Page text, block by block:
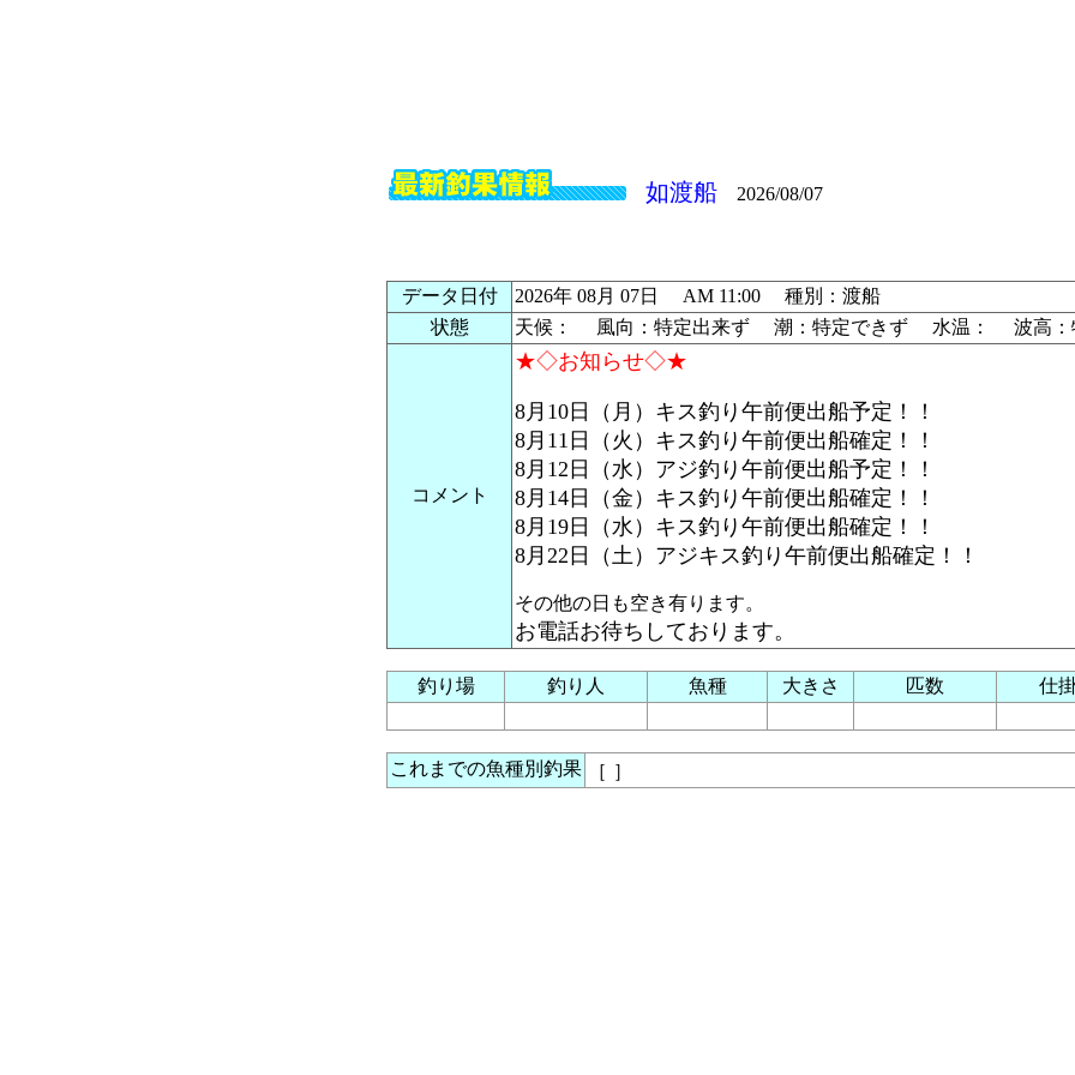
如渡船 2026/08/07
データ日付
2026年 08月 07日 AM 11:00 種別：渡船
状態
天候： 風向：特定出来ず 潮：特定できず 水温： 波高：
コメント
★◇お知らせ◇★
8月10日（月）キス釣り午前便出船予定！！
8月11日（火）キス釣り午前便出船確定！！
8月12日（水）アジ釣り午前便出船予定！！
8月14日（金）キス釣り午前便出船確定！！
8月19日（水）キス釣り午前便出船確定！！
8月22日（土）アジキス釣り午前便出船確定！！
その他の日も空き有ります。
お電話お待ちしております。
釣り場 釣り人 魚種 大きさ 匹数 仕
これまでの魚種別釣果 ［ ］